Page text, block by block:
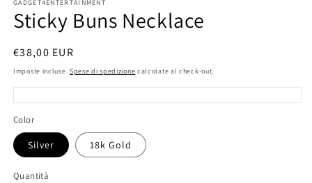
GADGET4ENTERTAINMENT
Sticky Buns Necklace
Prezzo
di
listino
€38,00 EUR
Imposte incluse. Spese di spedizione calcolate al check-out.
Color
Silver 18k Gold
Quantità